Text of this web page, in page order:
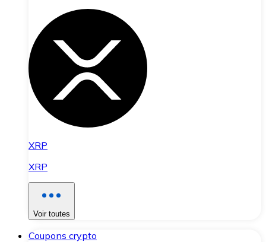
XRP
XRP
Voir toutes
Coupons crypto